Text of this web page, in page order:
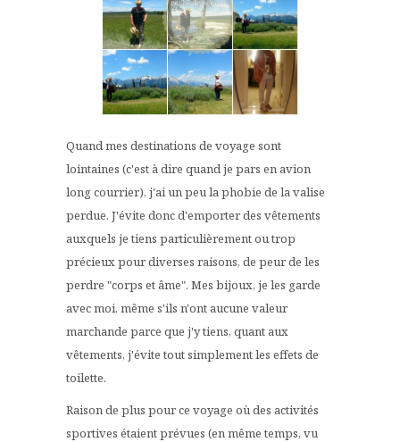
Quand mes destinations de voyage sont
lointaines (c'est à dire quand je pars en avion
long courrier), j'ai un peu la phobie de la valise
perdue. J'évite donc d'emporter des vêtements
auxquels je tiens particulièrement ou trop
précieux pour diverses raisons, de peur de les
perdre "corps et âme". Mes bijoux, je les garde
avec moi, même s'ils n'ont aucune valeur
marchande parce que j'y tiens, quant aux
vêtements, j'évite tout simplement les effets de
toilette.
Raison de plus pour ce voyage où des activités
sportives étaient prévues (en même temps, vu